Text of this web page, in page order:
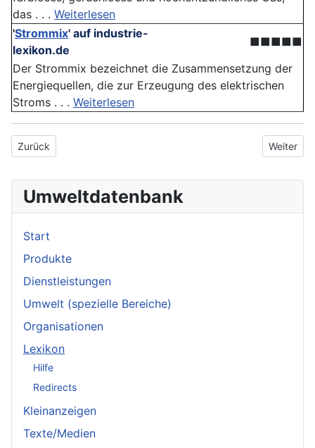
das . . . Weiterlesen
'Strommix' auf industrie-
lexikon.de
■■■■■
Der Strommix bezeichnet die Zusammensetzung der
Energiequellen, die zur Erzeugung des elektrischen
Stroms . . . Weiterlesen
Vorheriger Beitrag: Brennwerttechnik
Zurück Nächster
Weiter
Umweltdatenbank
Start
Produkte
Dienstleistungen
Umwelt (spezielle Bereiche)
Organisationen
Lexikon
Hilfe
Redirects
Kleinanzeigen
Texte/Medien